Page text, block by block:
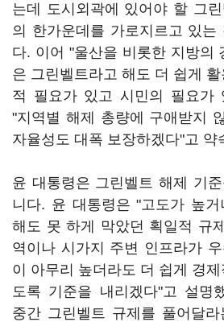
는데 도시외곽에 있어야 할 그
의 한가운데를 가로지르고 있는
다. 이어 "울산을 비롯한 지방의
은 그린벨트라고 해도 더 쉽게 활
적 필요가 있고 시민의 필요가
"지역별 해제 총량에 구애받지
자율성도 대폭 보장하겠다"고 약
윤 대통령은 그린벨트 해제 기
니다. 윤 대통령은 "고도가 높
해도 못 하게 막았던 획일적 규
역이나 시가지 주변 인프라가
이 아무리 높더라도 더 쉽게 경
도록 기준을 내리겠다"고 설명
중간 그린벨트 규제를 풀어달